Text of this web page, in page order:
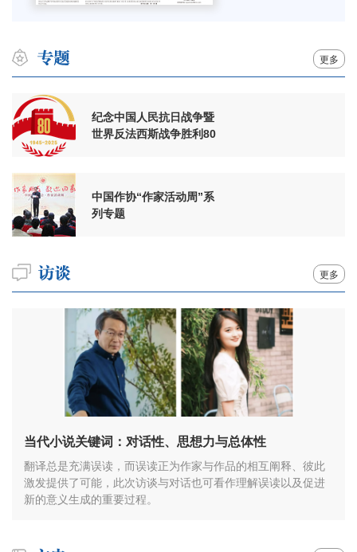
更多
纪念中国人民抗日战争暨
世界反法西斯战争胜利80
中国作协“作家活动周”系
列专题
更多
当代小说关键词：对话性、思想力与总体性
翻译总是充满误读，而误读正为作家与作品的相互阐释、彼此
激发提供了可能，此次访谈与对话也可看作理解误读以及促进
新的意义生成的重要过程。